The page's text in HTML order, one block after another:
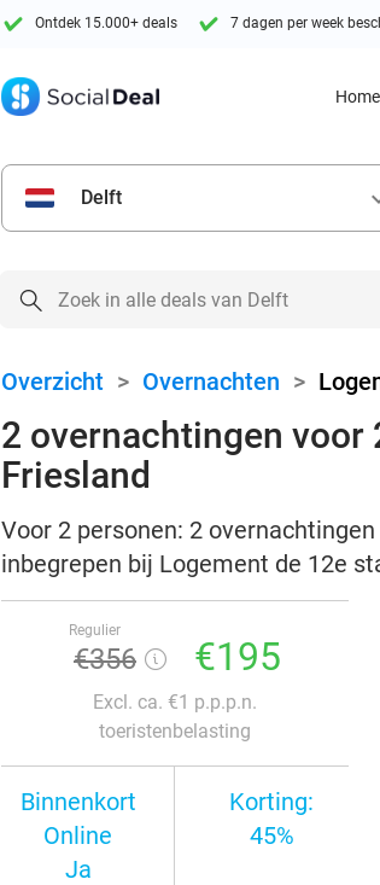
Ontdek 15.000+ deals 7 dagen per week
Home
Delft
Overzicht > Overnachten >
2 overnachtingen
Friesland
Voor 2 personen: 2
inbegrepen bij Logement de 12e
Regulier
€356 €195
Excl. ca. €1 p.p.p.n.
toeristenbelasting
Binnenkort
Online
Ja
Korting:
45%